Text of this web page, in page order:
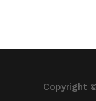
Copyright